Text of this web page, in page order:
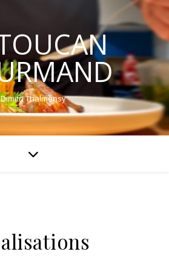
Dimitri Thalmensy